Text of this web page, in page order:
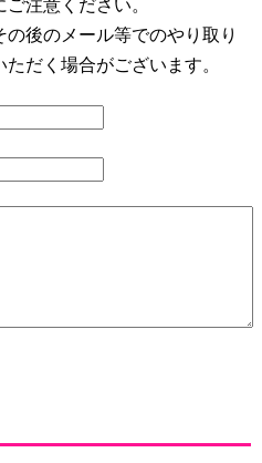
注意ください。
後のメール等でのやり取り
だく場合がございます。